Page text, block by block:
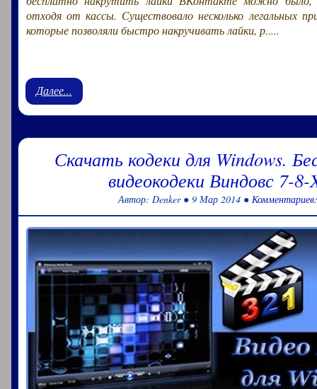
отходя от кассы. Существовало несколько легальных
которые позволяли быстро накручивать лайки, р.....
Далее...
Скачать кодеки для Windows.
видеокодеки Виндовс 7-8-
Автор: Denker ● 9 Мар 2014 ●